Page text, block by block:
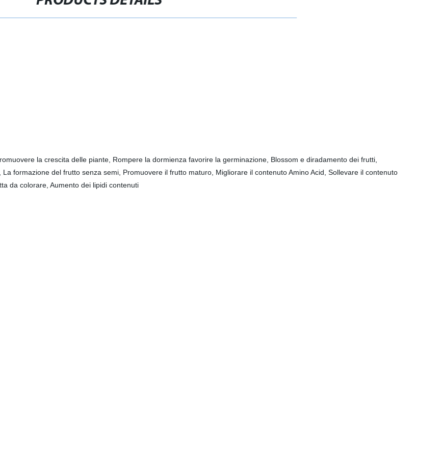
la crescita delle piante, Rompere la dormienza favorire la germinazione, Blossom e diradamento dei frutti,
formazione del frutto senza semi, Promuovere il frutto maturo, Migliorare il contenuto Amino Acid, Sollevare il contenuto
da colorare, Aumento dei lipidi contenuti